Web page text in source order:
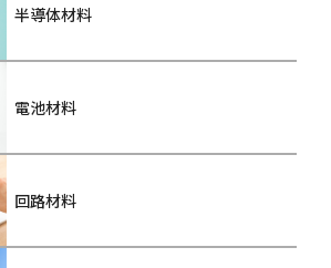
半導体材料
電池材料
回路材料